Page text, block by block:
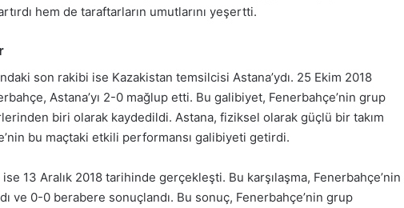
hem de taraftarların umutlarını yeşertti.
son rakibi ise Kazakistan temsilcisi Astana’ydı. 25 Ekim 2018
Astana’yı 2-0 mağlup etti. Bu galibiyet, Fenerbahçe’nin grup
biri olarak kaydedildi. Astana, fiziksel olarak güçlü bir takım
bu maçtaki etkili performansı galibiyeti getirdi.
13 Aralık 2018 tarihinde gerçekleşti. Bu karşılaşma, Fenerbahçe’nin
ve 0-0 berabere sonuçlandı. Bu sonuç, Fenerbahçe’nin grup